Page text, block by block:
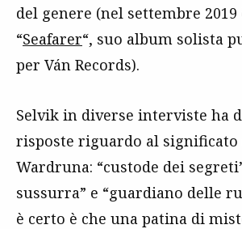
del genere (nel settembre 2019
“Seafarer“, suo album solista
per Ván Records).
Selvik in diverse interviste ha
risposte riguardo al significato
Wardruna: “custode dei
sussurra” e “guardiano delle
è certo è che una patina di